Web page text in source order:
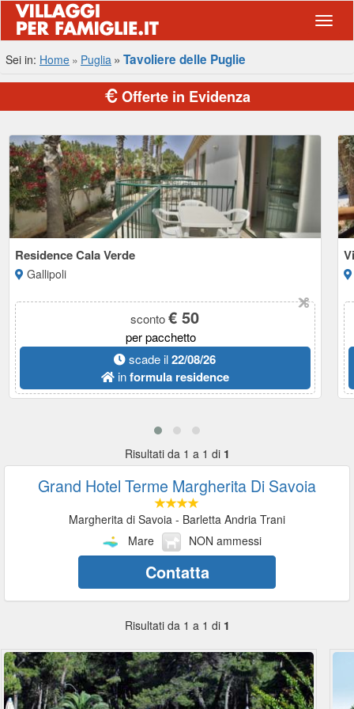
Sei in: Home Puglia Tavoliere delle Puglie
Offerte in Evidenza
Residence Cala Verde
Gallipoli
sconto€ 50
per pacchetto
scade il22/08/26
informula residence
Risultati da 1 a 1 di 1
Grand Hotel Terme Margherita Di Savoia
Margherita di Savoia - Barletta Andria Trani
Mare
NON ammessi
Contatta
Risultati da 1 a 1 di 1